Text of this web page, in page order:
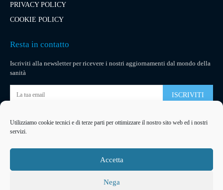
Utilizziamo cookie tecnici e di terze parti per ottimizzare il nostro sito web ed i nostri
servizi.
Accetta
Nega
PRIVACY POLICY
COOKIE POLICY
Resta in contatto
Iscriviti alla newsletter per ricevere i nostri aggiornamenti dal mondo della
sanità
ISCRIVITI
Pubblicità
La tua pubblicità